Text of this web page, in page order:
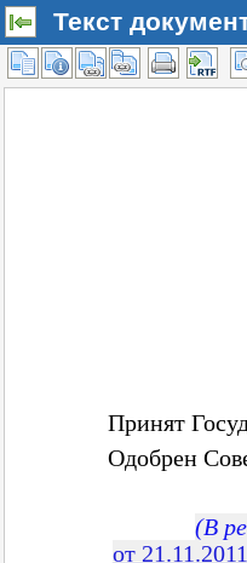
Текст